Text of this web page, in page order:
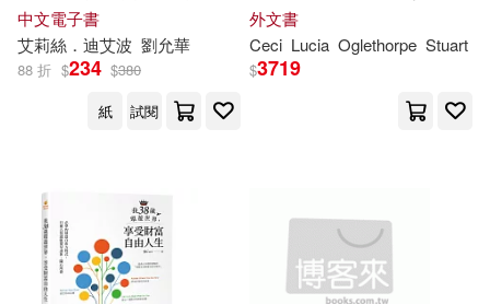
Ralph/ Evers(33)
Cecie/ McMillan(21)
Beverly(20)
Brooks/Cole Pub Co(20)
Taylor & Francis Asia Pacific(6)
木馬文化(3) 橙實文化(3)
配送方式 (可複選)
可海外宅配(358)
可港澳店取(272)
中文電子書
艾莉絲．迪艾波 劉允華
88 折 $234 $380
紙
試閱
Global History
外文書
Ceci Lucia Oglethorpe Stuart
$3719